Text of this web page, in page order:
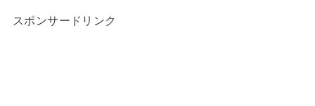
スポンサードリンク